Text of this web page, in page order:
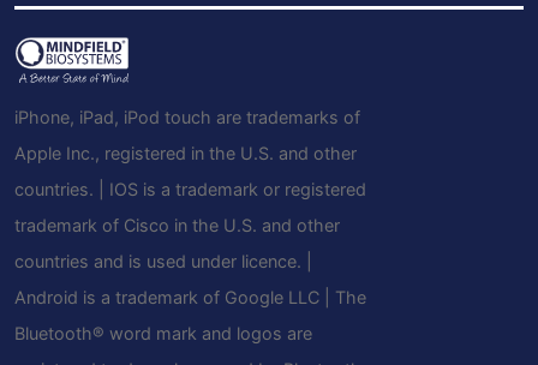
iPhone, iPad, iPod touch are trademarks of
Apple Inc., registered in the U.S. and other
countries. | IOS is a trademark or registered
trademark of Cisco in the U.S. and other
countries and is used under licence. |
Android is a trademark of Google LLC | The
Bluetooth® word mark and logos are